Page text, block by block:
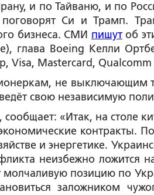
и по Тайваню, и по
поговорят Си и Трамп.
бизнеса. СМИ пишутоб
глава Boeing Келли
Visa, Mastercard, Qualcomm
не выключающим
свою независимую
сообщает: «Итак, на столе
контракты.
и энергетике.
неизбежно
молчаливую позицию по
заложником